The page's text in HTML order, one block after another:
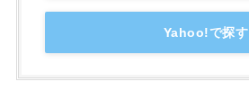
Yahoo!で探す